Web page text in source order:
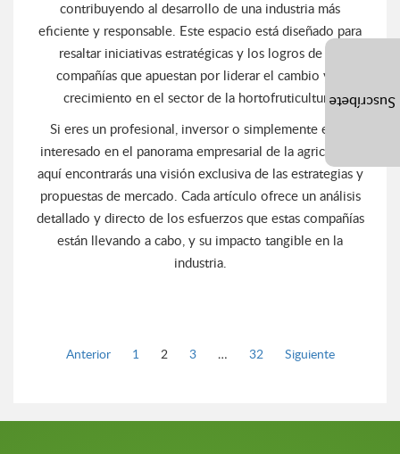
contribuyendo al desarrollo de una industria más
eficiente y responsable. Este espacio está diseñado para
resaltar iniciativas estratégicas y los logros de las
compañías que apuestan por liderar el cambio y el
crecimiento en el sector de la hortofruticultura.
Si eres un profesional, inversor o simplemente estás
interesado en el panorama empresarial de la agricultura,
aquí encontrarás una visión exclusiva de las estrategias y
propuestas de mercado. Cada artículo ofrece un análisis
detallado y directo de los esfuerzos que estas compañías
están llevando a cabo, y su impacto tangible en la
industria.
Anterior Página
1 Página
2 Página
3 … Página
32 Siguiente
Suscríbete